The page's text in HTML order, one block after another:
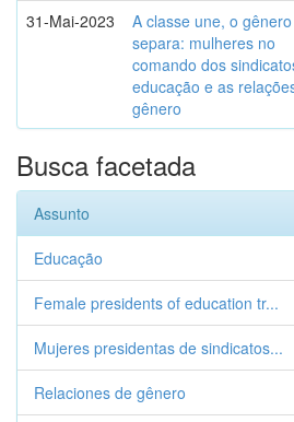
31-Mai-2023
A classe une, o gênero
separa: mulheres no
comando dos
educação e as
gênero
Busca facetada
Assunto
Educação
Female presidents of education tr...
Mujeres presidentas de sindicatos...
Relaciones de gênero